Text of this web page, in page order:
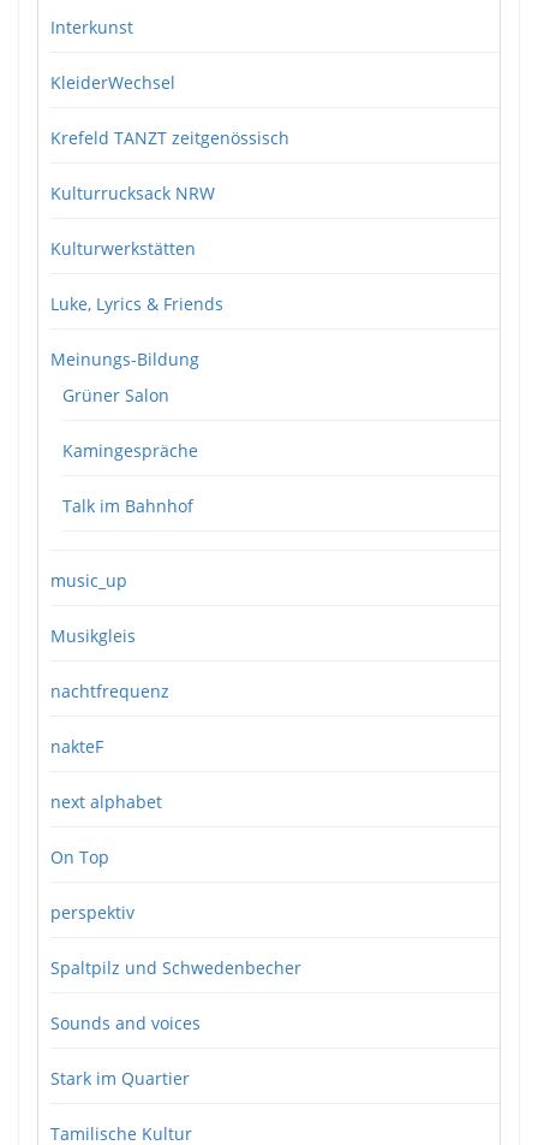
Interkunst
KleiderWechsel
Krefeld TANZT zeitgenössisch
Kulturrucksack NRW
Kulturwerkstätten
Luke, Lyrics & Friends
Meinungs-Bildung
Grüner Salon
Kamingespräche
Talk im Bahnhof
music_up
Musikgleis
nachtfrequenz
nakteF
next alphabet
On Top
perspektiv
Spaltpilz und Schwedenbecher
Sounds and voices
Stark im Quartier
Tamilische Kultur